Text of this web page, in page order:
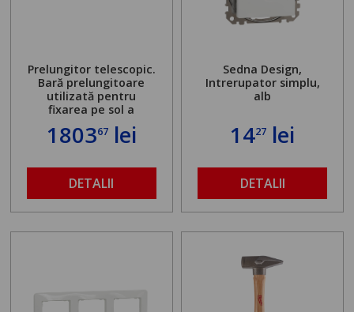
Prelungitor telescopic.
Bară prelungitoare
utilizată pentru
fixarea pe sol a
standului mașinii de
găurit în locul
maximă admisă de 500
kg și înălțime reglabilă
de la 1,8 la 2,9 m
180367lei
DETALII
Sedna Design,
Intrerupator simplu,
alb
1427 lei
DETALII